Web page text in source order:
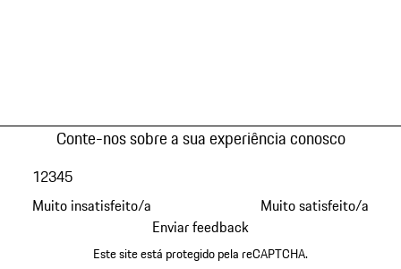
Conte-nos sobre a sua experiência conosco
Muito insatisfeito/a
12345
Muito satisfeito/a
Enviar feedback
Este site está protegido pela reCAPTCHA.